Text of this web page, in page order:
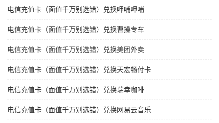
电信充值卡（面值千万别选错）兑换呷哺呷哺
电信充值卡（面值千万别选错）兑换曹操专车
电信充值卡（面值千万别选错）兑换美团外卖
电信充值卡（面值千万别选错）兑换天宏畅付卡
电信充值卡（面值千万别选错）兑换瑞幸咖啡
电信充值卡（面值千万别选错）兑换网易云音乐